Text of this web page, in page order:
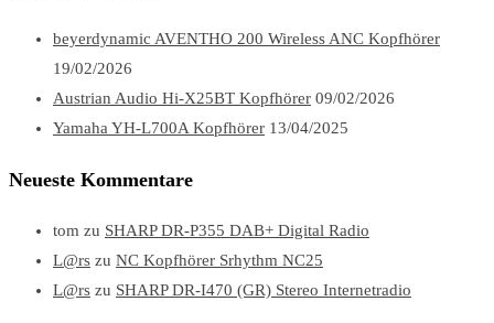
beyerdynamic AVENTHO 200 Wireless ANC Kopfhörer
19/02/2026
Austrian Audio Hi-X25BT Kopfhörer 09/02/2026
Yamaha YH-L700A Kopfhörer 13/04/2025
Neueste Kommentare
tom zu SHARP DR-P355 DAB+ Digital Radio
L@rs zu NC Kopfhörer Srhythm NC25
L@rs zu SHARP DR-I470 (GR) Stereo Internetradio